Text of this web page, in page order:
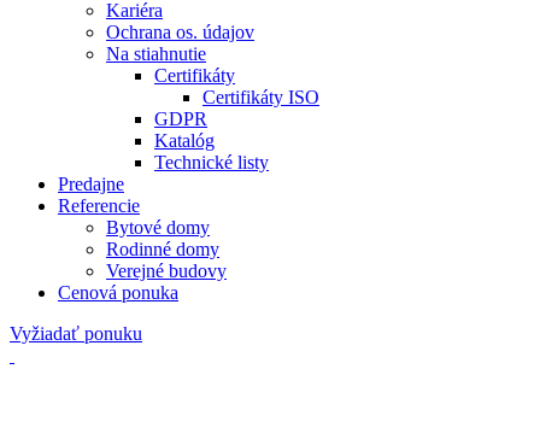
Kariéra
Ochrana os. údajov
Na stiahnutie
Certifikáty
Certifikáty ISO
GDPR
Katalóg
Technické listy
Predajne
Referencie
Bytové domy
Rodinné domy
Verejné budovy
Cenová ponuka
Vyžiadať ponuku